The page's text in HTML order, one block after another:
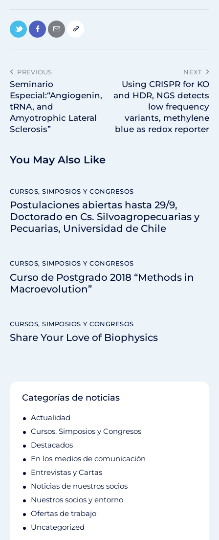
PREVIOUS
Seminario
Especial:“Angiogenin,
tRNA, and
Amyotrophic Lateral
Sclerosis”
NEXT
Using CRISPR for KO
and HDR, NGS detects
low frequency
variants, methylene
blue as redox reporter
You May Also Like
CURSOS, SIMPOSIOS Y CONGRESOS
Postulaciones abiertas hasta 29/9,
Doctorado en Cs. Silvoagropecuarias y
Pecuarias, Universidad de Chile
CURSOS, SIMPOSIOS Y CONGRESOS
Curso de Postgrado 2018 “Methods in
Macroevolution”
CURSOS, SIMPOSIOS Y CONGRESOS
Share Your Love of Biophysics
Categorías de noticias
Actualidad
Cursos, Simposios y Congresos
Destacados
En los medios de comunicación
Entrevistas y Cartas
Noticias de nuestros socios
Nuestros socios y entorno
Ofertas de trabajo
Uncategorized